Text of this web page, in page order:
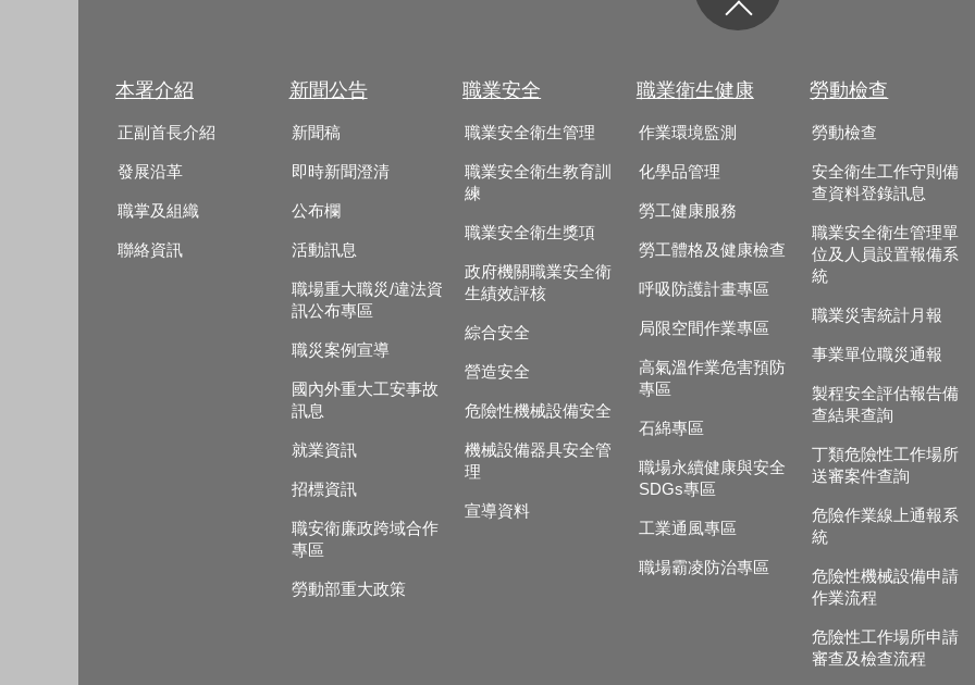
本署介紹
正副首長介紹
發展沿革
職掌及組織
聯絡資訊
新聞公告
新聞稿
即時新聞澄清
公布欄
活動訊息
職場重大職災/違法資
訊公布專區
職災案例宣導
國內外重大工安事故
訊息
就業資訊
招標資訊
職安衛廉政跨域合作
專區
勞動部重大政策
職業安全
職業安全衛生管理
職業安全衛生教育訓
練
職業安全衛生獎項
政府機關職業安全衛
生績效評核
綜合安全
營造安全
危險性機械設備安全
機械設備器具安全管
理
宣導資料
職業衛生健康
作業環境監測
化學品管理
勞工健康服務
勞工體格及健康檢查
呼吸防護計畫專區
局限空間作業專區
高氣溫作業危害預防
專區
石綿專區
職場永續健康與安全
SDGs專區
工業通風專區
職場霸凌防治專區
勞動檢查
勞動檢查
安全衛生工作守則備
查資料登錄訊息
職業安全衛生管理單
位及人員設置報備系
統
職業災害統計月報
事業單位職災通報
製程安全評估報告備
查結果查詢
丁類危險性工作場所
送審案件查詢
危險作業線上通報系
統
危險性機械設備申請
作業流程
危險性工作場所申請
審查及檢查流程